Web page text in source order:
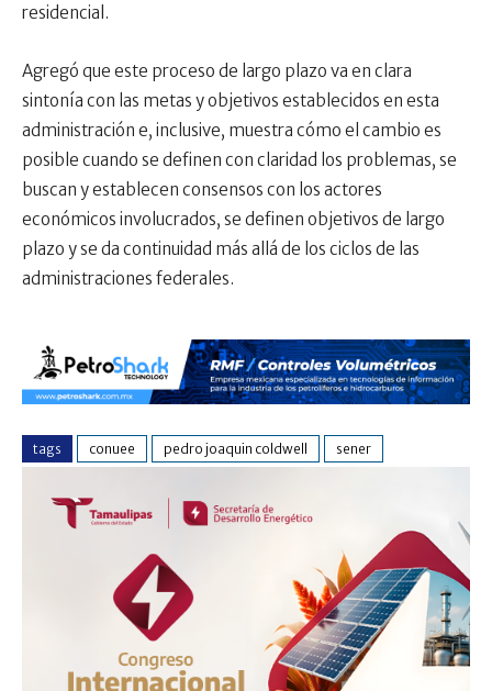
residencial.
Agregó que este proceso de largo plazo va en clara
sintonía con las metas y objetivos establecidos en esta
administración e, inclusive, muestra cómo el cambio es
posible cuando se definen con claridad los problemas, se
buscan y establecen consensos con los actores
económicos involucrados, se definen objetivos de largo
plazo y se da continuidad más allá de los ciclos de las
administraciones federales.
tags conuee pedro joaquin coldwell sener